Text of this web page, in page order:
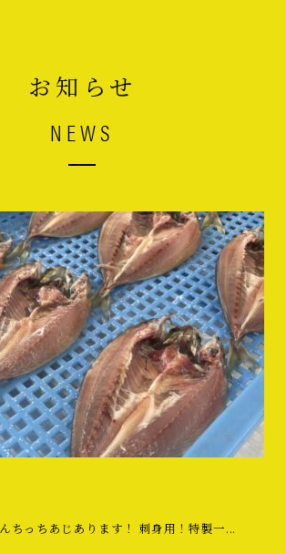
お知らせ
NEWS
ちっちあじあります！ 刺身用！特製一...